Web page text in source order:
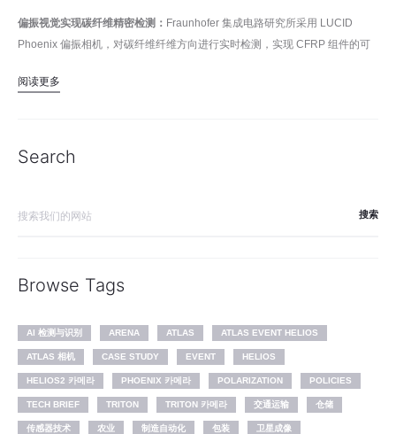
偏振视觉实现碳纤维精密检测： Fraunhofer 集成电路研究所采用 LUCID
Phoenix 偏振相机，对碳纤维纤维方向进行实时检测，实现 CFRP 组件的可
阅读更多
Search
Browse Tags
AI 检测与识别 ARENA ATLAS ATLAS EVENT HELIOS
ATLAS 相机 CASE STUDY EVENT HELIOS
HELIOS2 카메라 PHOENIX 카메라 POLARIZATION POLICIES
TECH BRIEF TRITON TRITON 카메라 交通运输 仓储
传感器技术 农业 制造自动化 包装 卫星成像